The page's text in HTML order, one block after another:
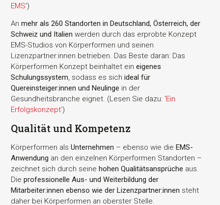
EMS')
Anmehr als 260 Standorten in Deutschland, Österreich, der
Schweiz und Italien werden durch das erprobte Konzept
EMS-Studios von Körperformen und seinen
Lizenzpartner:innen betrieben. Das Beste daran: Das
Körperformen Konzept beinhaltet eineigenes
Schulungssystem, sodass es sichideal für
Quereinsteiger:innen und Neulinge in der
Gesundheitsbranche eignet. (Lesen Sie dazu: 'Ein
Erfolgskonzept')
Qualität und Kompetenz
Körperformen alsUnternehmen – ebenso wie dieEMS-
Anwendung an den einzelnen Körperformen Standorten –
zeichnet sich durch seinehohen Qualitätsansprüche aus.
Dieprofessionelle Aus- und Weiterbildung der
Mitarbeiter:innen ebenso wie der Lizenzpartner:innen steht
daher bei Körperformen an oberster Stelle.